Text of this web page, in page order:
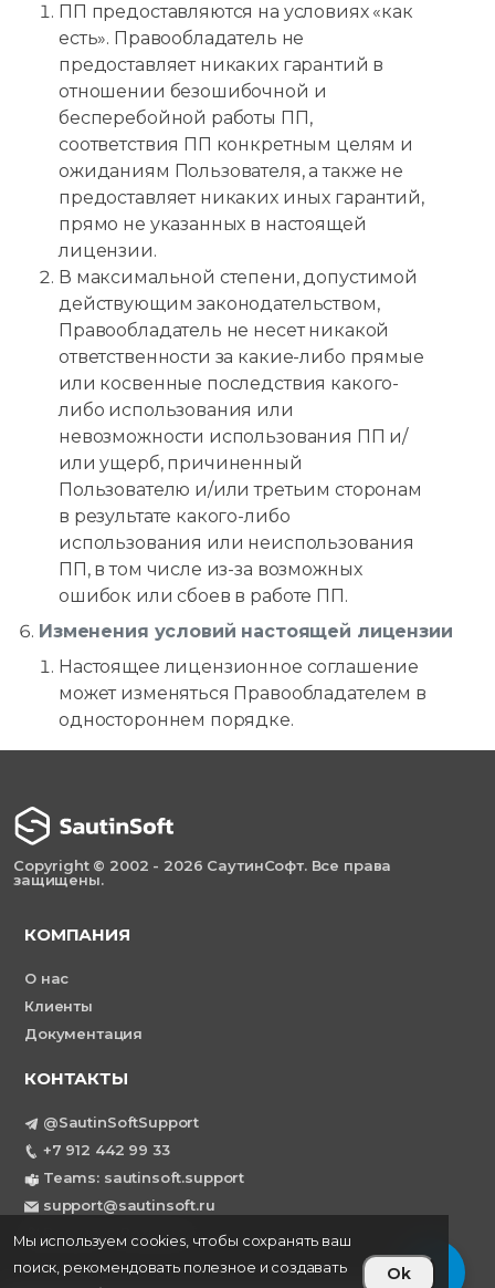
Мы используем cookies, чтобы сохранять ваш
поиск, рекомендовать полезное и создавать
Ok
ПП предоставляются на условиях «как
есть». Правообладатель не
предоставляет никаких гарантий в
отношении безошибочной и
бесперебойной работы ПП,
соответствия ПП конкретным целям и
ожиданиям Пользователя, а также не
предоставляет никаких иных гарантий,
прямо не указанных в настоящей
лицензии.
В максимальной степени, допустимой
действующим законодательством,
Правообладатель не несет никакой
ответственности за какие-либо прямые
или косвенные последствия какого-
либо использования или
невозможности использования ПП и/
или ущерб, причиненный
Пользователю и/или третьим сторонам
в результате какого-либо
использования или неиспользования
ПП, в том числе из-за возможных
ошибок или сбоев в работе ПП.
Изменения условий настоящей лицензии
Настоящее лицензионное соглашение
может изменяться Правообладателем в
одностороннем порядке.
Copyright © 2002 - 2026 СаутинСофт. Все права
защищены.
КОМПАНИЯ
О нас
Клиенты
Документация
КОНТАКТЫ
@SautinSoftSupport
+7 912 442 99 33
Teams: sautinsoft.support
support@sautinsoft.ru
Россия, г. Воткинск